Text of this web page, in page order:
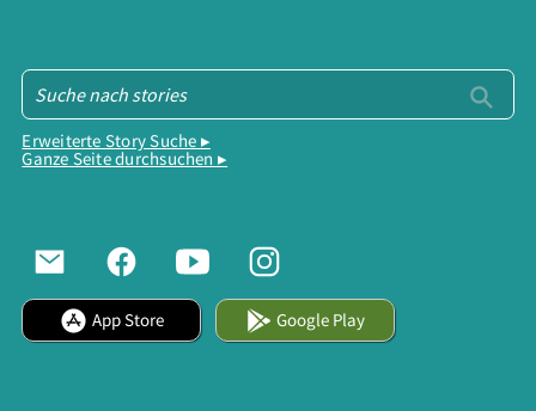
Erweiterte Story Suche ▸
Ganze Seite durchsuchen ▸
App Store Google Play